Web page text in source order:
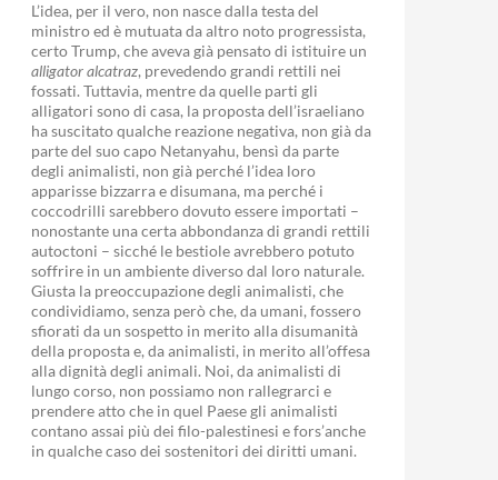
L’idea, per il vero, non nasce dalla testa del
ministro ed è mutuata da altro noto progressista,
certo Trump, che aveva già pensato di istituire un
alligator alcatraz, prevedendo grandi rettili nei
fossati. Tuttavia, mentre da quelle parti gli
alligatori sono di casa, la proposta dell’israeliano
ha suscitato qualche reazione negativa, non già da
parte del suo capo Netanyahu, bensì da parte
degli animalisti, non già perché l’idea loro
apparisse bizzarra e disumana, ma perché i
coccodrilli sarebbero dovuto essere importati –
nonostante una certa abbondanza di grandi rettili
autoctoni – sicché le bestiole avrebbero potuto
soffrire in un ambiente diverso dal loro naturale.
Giusta la preoccupazione degli animalisti, che
condividiamo, senza però che, da umani, fossero
sfiorati da un sospetto in merito alla disumanità
della proposta e, da animalisti, in merito all’offesa
alla dignità degli animali. Noi, da animalisti di
lungo corso, non possiamo non rallegrarci e
prendere atto che in quel Paese gli animalisti
contano assai più dei filo-palestinesi e fors’anche
in qualche caso dei sostenitori dei diritti umani.